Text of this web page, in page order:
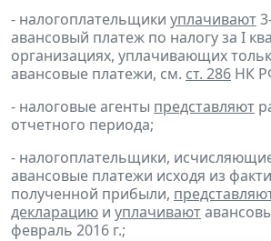
- налогоплательщики уплачивают
авансовый платеж по налогу за I
организациях, уплачивающих
авансовые платежи, см. ст. 286 НК
- налоговые агенты представляют
отчетного периода;
- налогоплательщики,
авансовые платежи исходя из
полученной прибыли,
декларацию и уплачивают
февраль 2016 г.;